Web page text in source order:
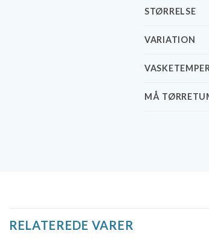
STØRRELSE
VARIATION
MÅ
RELATEREDE VARER